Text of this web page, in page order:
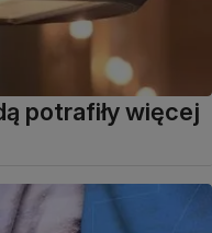
potrafiły więcej